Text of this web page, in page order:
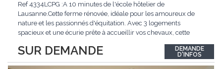
SUR DEMANDE
Ref 4334LCPG :A 10 minutes de l'école hôtelier de
Lausanne.Cette ferme rénovée, idéale pour les amoureux de
nature et les passionnés d'équitation. Avec 3 logements
spacieux et une écurie prête à accueillir vos chevaux, cette
authentique et confort moderne. - 3 logements confortables :
duplex 2,5 pièces, duplex 4,5 pièces avec...
DEMANDE
D'INFOS